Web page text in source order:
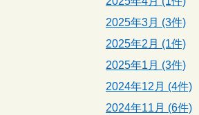
2025年3月 (3件)
2025年2月 (1件)
2025年1月 (3件)
2024年12月 (4件)
2024年11月 (6件)